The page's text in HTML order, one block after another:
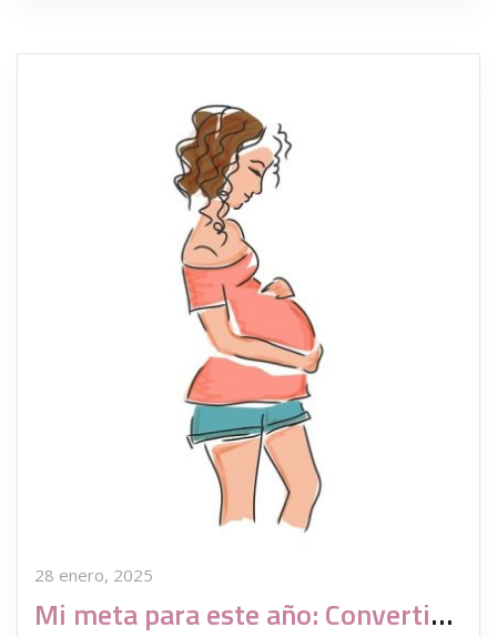
28 enero, 2025
Mi meta para este año: Convertirme en madre